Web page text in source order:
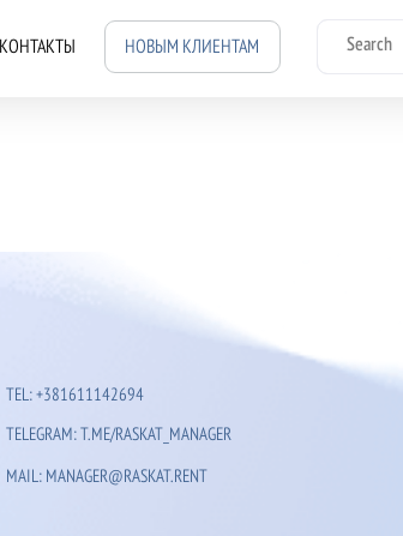
НОВЫМ КЛИЕНТАМ
КОНТАКТЫ Search
TEL: +381611142694
TELEGRAM: T.ME/RASKAT_MANAGER
MAIL: MANAGER@RASKAT.RENT